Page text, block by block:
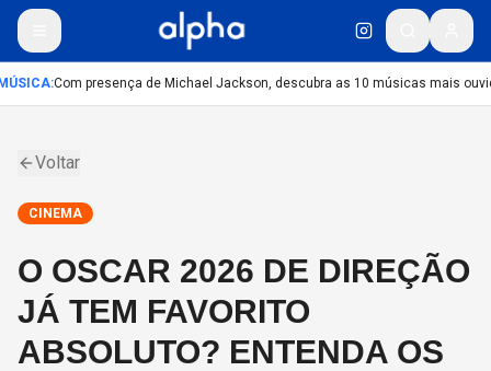
:Com presença de Michael Jackson, descubra as 10 músicas mais
Voltar
CINEMA
O OSCAR 2026 DE DIREÇÃO
JÁ TEM FAVORITO
ABSOLUTO? ENTENDA OS